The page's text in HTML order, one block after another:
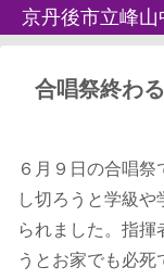
京丹後市立峰山
合唱祭終わる
６月９日の合唱
し切ろうと学級
られました。指揮
うとお家でも必